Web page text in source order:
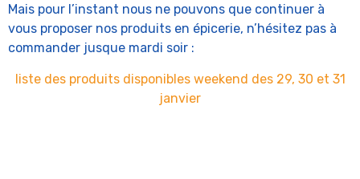
Mais pour l’instant nous ne pouvons que continuer à
vous proposer nos produits en épicerie, n’hésitez pas à
commander jusque mardi soir :
liste des produits disponibles weekend des 29, 30 et 31
janvier